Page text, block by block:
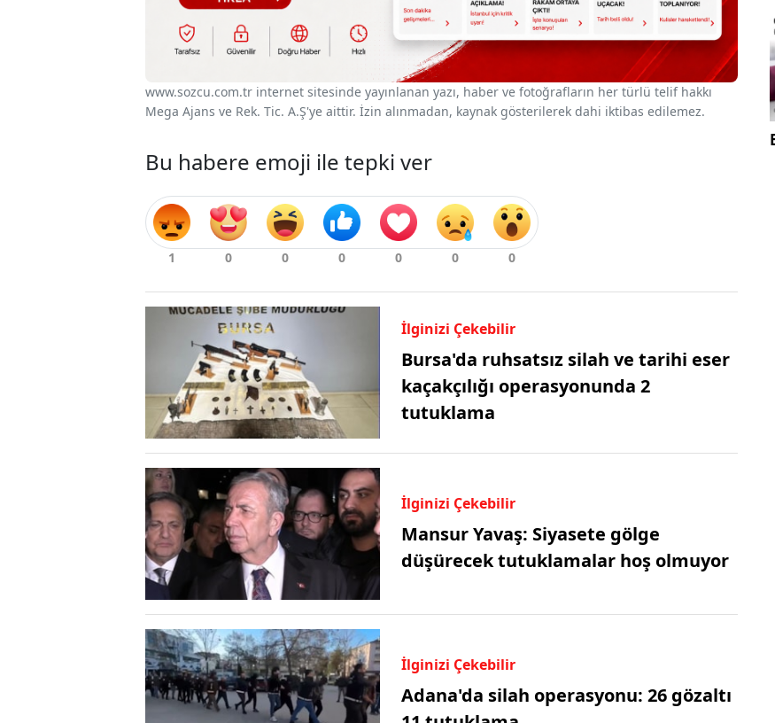
www.sozcu.com.tr internet sitesinde yayınlanan yazı, haber ve fotoğrafların her türlü telif hakkı
Mega Ajans ve Rek. Tic. A.Ş'ye aittir. İzin alınmadan, kaynak gösterilerek dahi iktibas edilemez.
Bu habere emoji ile tepki ver
İlginizi Çekebilir
Bursa'da ruhsatsız silah ve tarihi eser
kaçakçılığı operasyonunda 2
tutuklama
İlginizi Çekebilir
Mansur Yavaş: Siyasete gölge
düşürecek tutuklamalar hoş olmuyor
İlginizi Çekebilir
Adana'da silah operasyonu: 26 gözaltı